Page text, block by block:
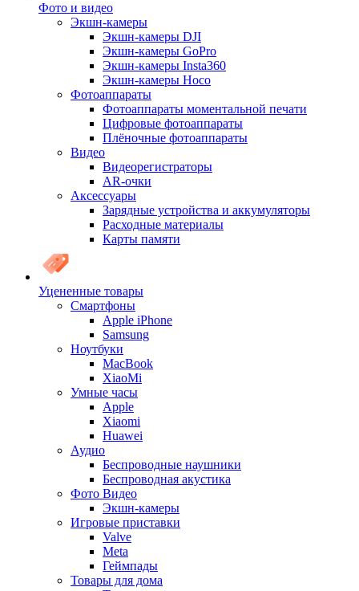
Фото и видео
Экшн-камеры
Экшн-камеры DJI
Экшн-камеры GoPro
Экшн-камеры Insta360
Экшн-камеры Hoco
Фотоаппараты
Фотоаппараты моментальной печати
Цифровые фотоаппараты
Плёночные фотоаппараты
Видео
Видеорегистраторы
AR-очки
Аксессуары
Зарядные устройства и аккумуляторы
Расходные материалы
Карты памяти
Уцененные товары
Cмартфоны
Apple iPhone
Samsung
Ноутбуки
MacBook
XiaoMi
Умные часы
Apple
Xiaomi
Huawei
Аудио
Беспроводные наушники
Беспроводная акустика
Фото Видео
Экшн-камеры
Игровые приставки
Valve
Meta
Геймпады
Товары для дома